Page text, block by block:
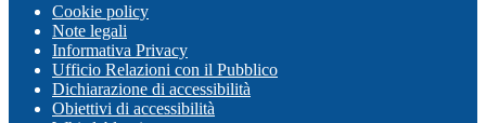
Cookie policy
Note legali
Informativa Privacy
Ufficio Relazioni con il Pubblico
Dichiarazione di accessibilità
Obiettivi di accessibilità